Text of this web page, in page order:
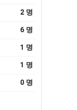
2 명
6 명
1 명
1 명
0 명